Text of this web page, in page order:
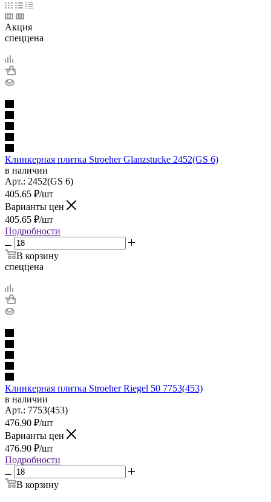
Акция
спеццена
Клинкерная плитка Stroeher Glanzstucke 2452(GS 6)
в наличии
Арт.: 2452(GS 6)
405.65 ₽/шт
Варианты цен
405.65 ₽/шт
Подробности
В корзину
спеццена
Клинкерная плитка Stroeher Riegel 50 7753(453)
в наличии
Арт.: 7753(453)
476.90 ₽/шт
Варианты цен
476.90 ₽/шт
Подробности
В корзину